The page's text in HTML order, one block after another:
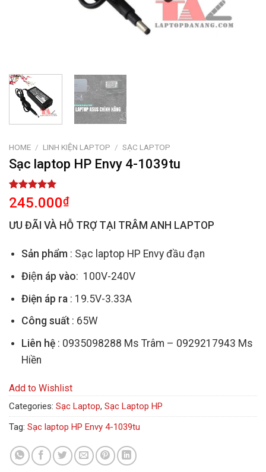
HOME / LINH KIỆN LAPTOP / SẠC LAPTOP
Sạc laptop HP Envy 4-1039tu
Rated 5.00
out of 5
based on
1
customer
245.000₫
ƯU ĐÃI VÀ HỖ TRỢ TẠI TRÂM ANH LAPTOP
Sản phẩm : Sạc laptop HP Envy đầu đạn
Điện áp vào: 100V-240V
Điện áp ra: 19.5V-3.33A
Công suất: 65W
Liên hệ: 0935098288 Ms Trâm – 0929217943 Ms
Hiền
Add to Wishlist
Categories: Sạc Laptop, Sạc Laptop HP
Tag: Sạc laptop HP Envy 4-1039tu